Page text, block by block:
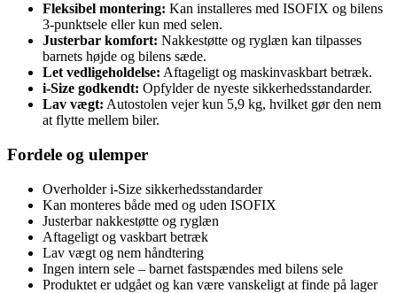
Fleksibel montering: Kan installeres med ISOFIX og bilens
3-punktsele eller kun med selen.
Justerbar komfort: Nakkestøtte og ryglæn kan tilpasses
barnets højde og bilens sæde.
Let vedligeholdelse: Aftageligt og maskinvaskbart betræk.
i-Size godkendt: Opfylder de nyeste sikkerhedsstandarder.
Lav vægt: Autostolen vejer kun 5,9 kg, hvilket gør den nem
at flytte mellem biler.
Fordele og ulemper
Overholder i-Size sikkerhedsstandarder
Kan monteres både med og uden ISOFIX
Justerbar nakkestøtte og ryglæn
Aftageligt og vaskbart betræk
Lav vægt og nem håndtering
Ingen intern sele – barnet fastspændes med bilens sele
Produktet er udgået og kan være vanskeligt at finde på lager